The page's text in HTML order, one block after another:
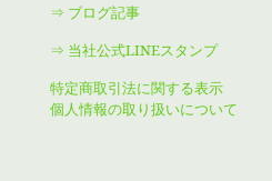
⇒ ブログ記事
⇒ 当社公式LINEスタンプ
特定商取引法に関する表示
個人情報の取り扱いについて